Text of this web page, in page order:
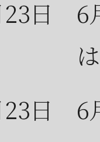
日
6
日
6